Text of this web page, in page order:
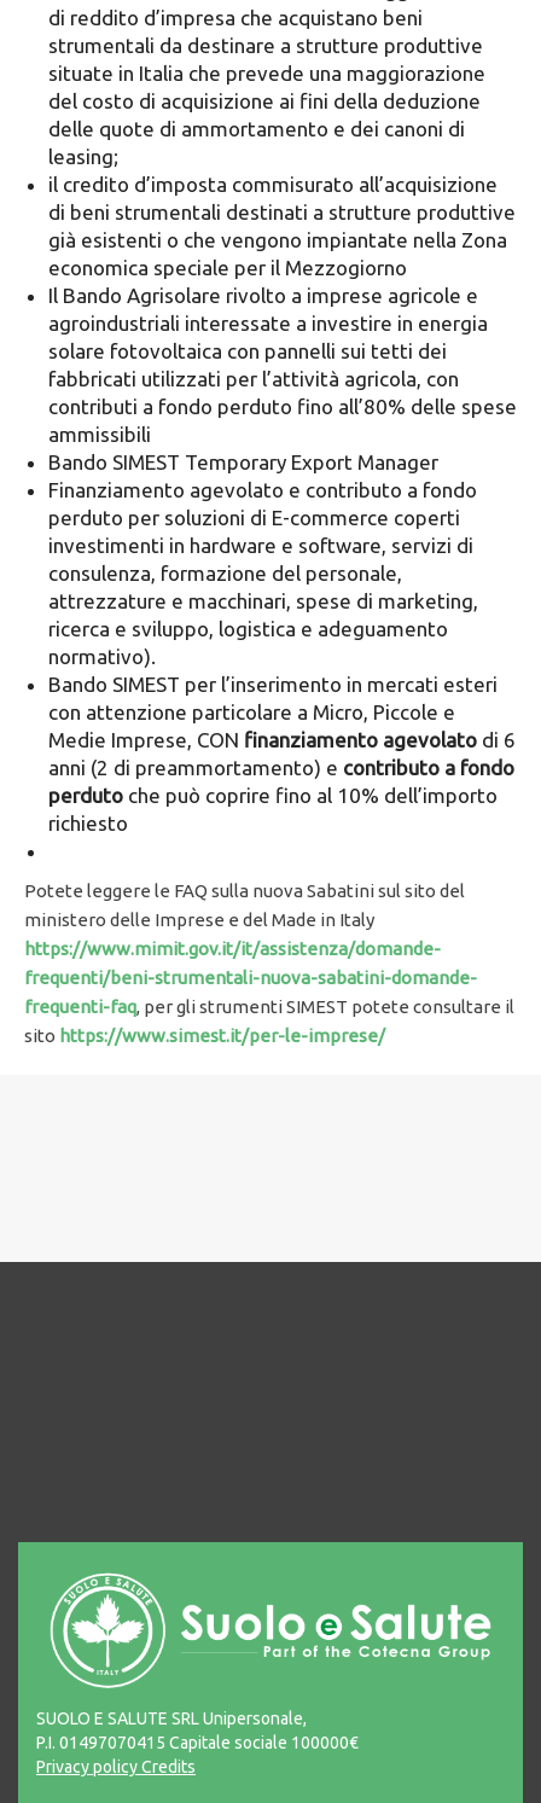
di reddito d’impresa che acquistano beni
strumentali da destinare a strutture produttive
situate in Italia che prevede una maggiorazione
del costo di acquisizione ai fini della deduzione
delle quote di ammortamento e dei canoni di
leasing;
il credito d’imposta commisurato all’acquisizione
di beni strumentali destinati a strutture produttive
già esistenti o che vengono impiantate nella Zona
economica speciale per il Mezzogiorno
Il Bando Agrisolare rivolto a imprese agricole e
agroindustriali interessate a investire in energia
solare fotovoltaica con pannelli sui tetti dei
fabbricati utilizzati per l’attività agricola, con
contributi a fondo perduto fino all’80% delle spese
ammissibili
Bando SIMEST Temporary Export Manager
Finanziamento agevolato e contributo a fondo
perduto per soluzioni di E-commerce coperti
investimenti in hardware e software, servizi di
consulenza, formazione del personale,
attrezzature e macchinari, spese di marketing,
ricerca e sviluppo, logistica e adeguamento
normativo).
Bando SIMEST per l’inserimento in mercati esteri
con attenzione particolare a Micro, Piccole e
Medie Imprese, CON finanziamento agevolato di 6
anni (2 di preammortamento) e contributo a fondo
perduto che può coprire fino al 10% dell’importo
richiesto
Potete leggere le FAQ sulla nuova Sabatini sul sito del
ministero delle Imprese e del Made in Italy
https://www.mimit.gov.it/it/assistenza/domande-
frequenti/beni-strumentali-nuova-sabatini-domande-
frequenti-faq, per gli strumenti SIMEST potete consultare il
sito https://www.simest.it/per-le-imprese/
SUOLO E SALUTE SRL Unipersonale,
P.I. 01497070415 Capitale sociale 100000€
Privacy policyCredits